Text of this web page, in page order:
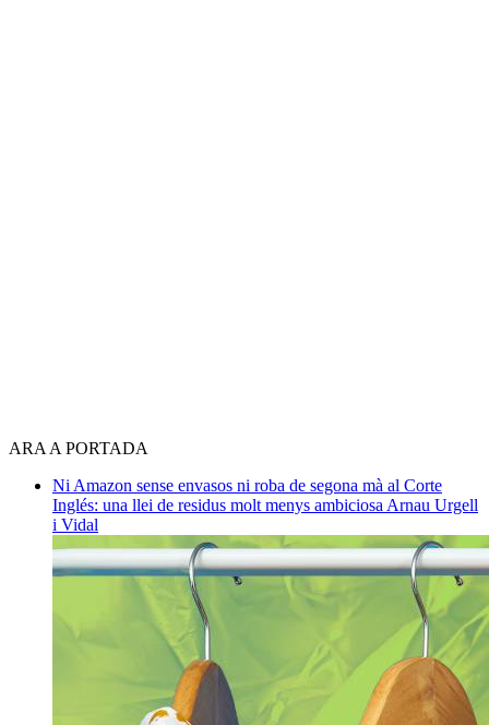
ARA A PORTADA
Ni Amazon sense envasos ni roba de segona mà al Corte
Inglés: una llei de residus molt menys ambiciosa Arnau Urgell
i Vidal